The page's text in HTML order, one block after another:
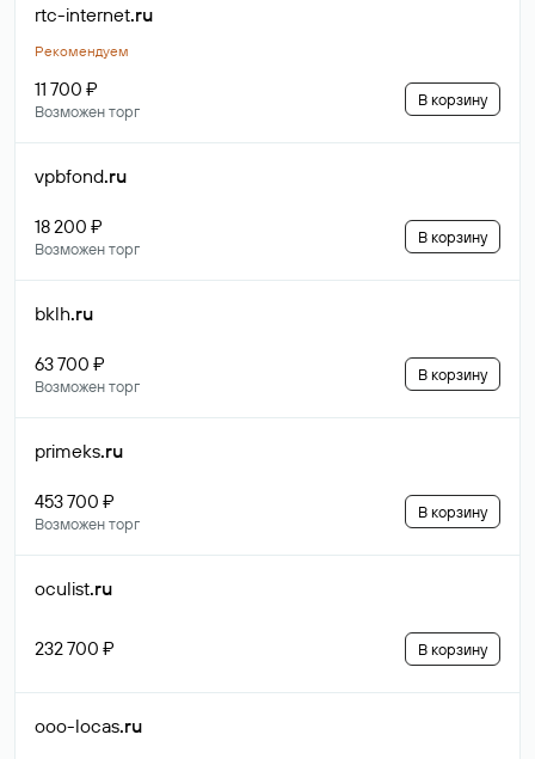
rtc-internet.ru
Рекомендуем
11 700 ₽
Возможен торг
В корзину
vpbfond.ru
18 200 ₽
Возможен торг
В корзину
bklh.ru
63 700 ₽
Возможен торг
В корзину
primeks.ru
453 700 ₽
Возможен торг
В корзину
oculist.ru
232 700 ₽ В корзину
ooo-locas.ru